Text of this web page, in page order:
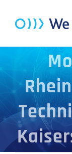
Inhalt
springen